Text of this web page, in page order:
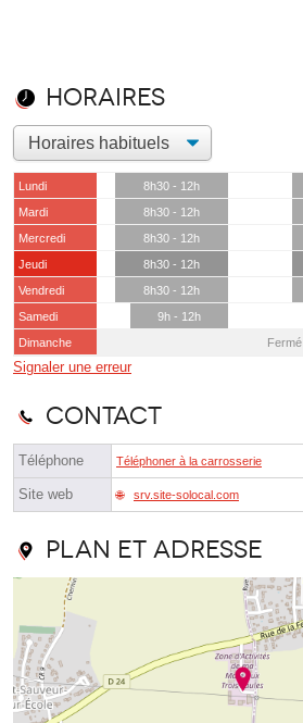
Horaires
Lundi 8h30 - 12h
Mardi
8h30 - 12h
Mercredi
8h30 - 12h
Jeudi
8h30 - 12h
Vendredi
8h30 - 12h
Samedi
9h - 12h
Dimanche
Fermé
Signaler une erreur
Contact
Téléphone Téléphoner à la carrosserie
Site web srv.site-solocal.com
Plan et adresse